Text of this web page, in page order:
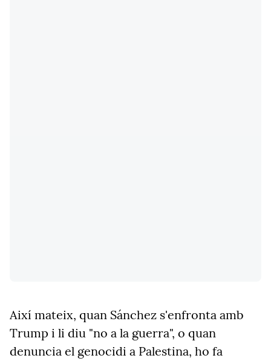
Així mateix, quan Sánchez s'enfronta amb
Trump i li diu "no a la guerra", o quan
denuncia el genocidi a Palestina, ho fa